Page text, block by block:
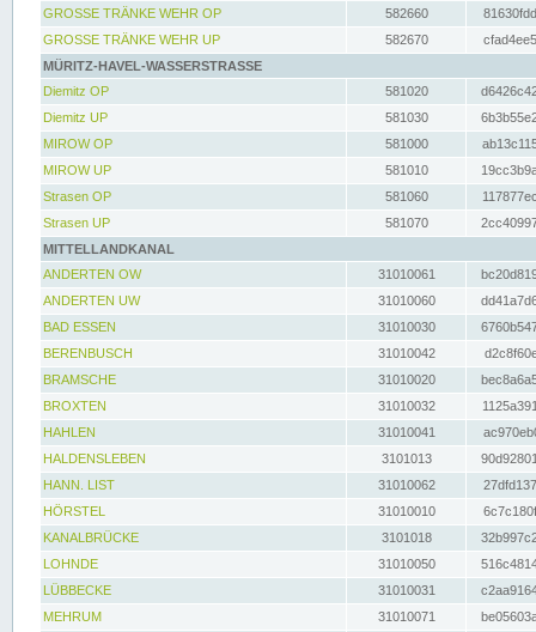
GROSSE TRÄNKE WEHR OP
582660
GROSSE TRÄNKE WEHR UP
582670
MÜRITZ-HAVEL-WASSERSTRASSE
Diemitz OP
581020
Diemitz UP
581030
MIROW OP
581000
MIROW UP
581010
Strasen OP
581060
Strasen UP
581070
MITTELLANDKANAL
ANDERTEN OW
31010061
ANDERTEN UW
31010060
BAD ESSEN
31010030
BERENBUSCH
31010042
BRAMSCHE
31010020
BROXTEN
31010032
HAHLEN
31010041
HALDENSLEBEN
3101013
HANN. LIST
31010062
HÖRSTEL
31010010
KANALBRÜCKE
3101018
LOHNDE
31010050
LÜBBECKE
31010031
MEHRUM
31010071